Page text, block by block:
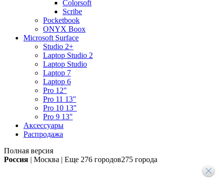
Colorsoft
Scribe
Pocketbook
ONYX Boox
Microsoft Surface
Studio 2+
Laptop Studio 2
Laptop Studio
Laptop 7
Laptop 6
Pro 12"
Pro 11 13"
Pro 10 13"
Pro 9 13"
Аксессуары
Распродажа
Полная версия
Россия | Москва | Еще 276 городов275 города